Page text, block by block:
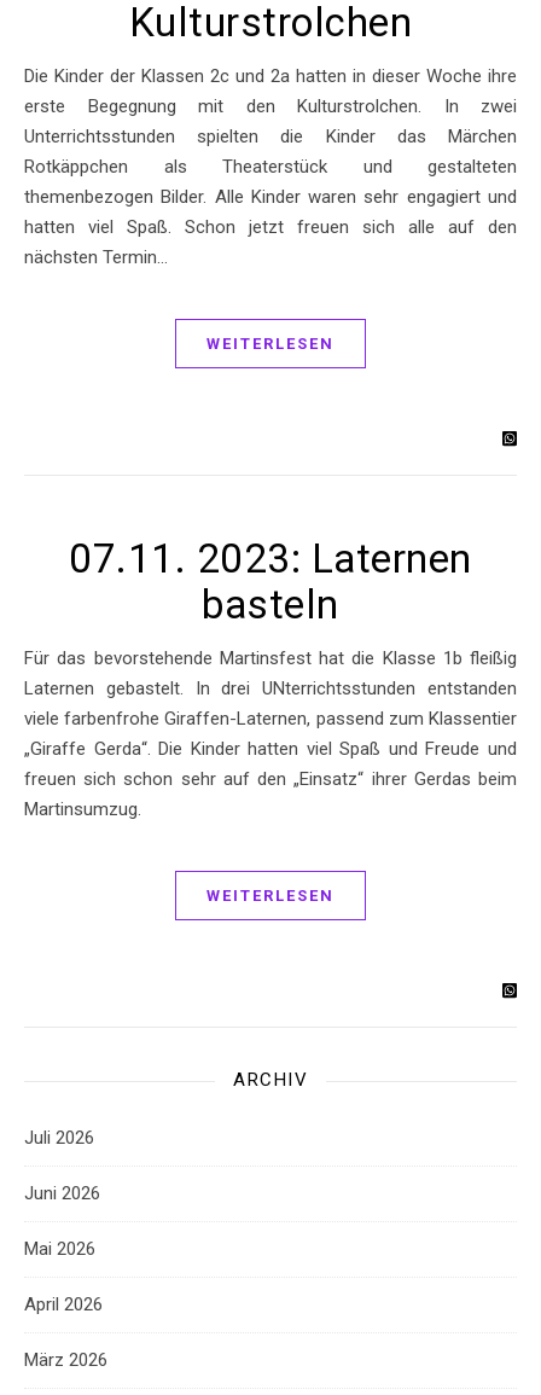
Kulturstrolchen
Die Kinder der Klassen 2c und 2a hatten in dieser Woche ihre
erste Begegnung mit den Kulturstrolchen. In zwei
Unterrichtsstunden spielten die Kinder das Märchen
Rotkäppchen als Theaterstück und gestalteten
themenbezogen Bilder. Alle Kinder waren sehr engagiert und
hatten viel Spaß. Schon jetzt freuen sich alle auf den
nächsten Termin…
WEITERLESEN
07.11. 2023: Laternen
basteln
Für das bevorstehende Martinsfest hat die Klasse 1b fleißig
Laternen gebastelt. In drei UNterrichtsstunden entstanden
viele farbenfrohe Giraffen-Laternen, passend zum Klassentier
„Giraffe Gerda“. Die Kinder hatten viel Spaß und Freude und
freuen sich schon sehr auf den „Einsatz“ ihrer Gerdas beim
Martinsumzug.
WEITERLESEN
ARCHIV
Juli 2026
Juni 2026
Mai 2026
April 2026
März 2026